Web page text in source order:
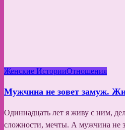
Женские ИсторииОтношения
Мужчина не зовет замуж.
Одиннадцать лет я живу с ним,
сложности, мечты. А мужчина не